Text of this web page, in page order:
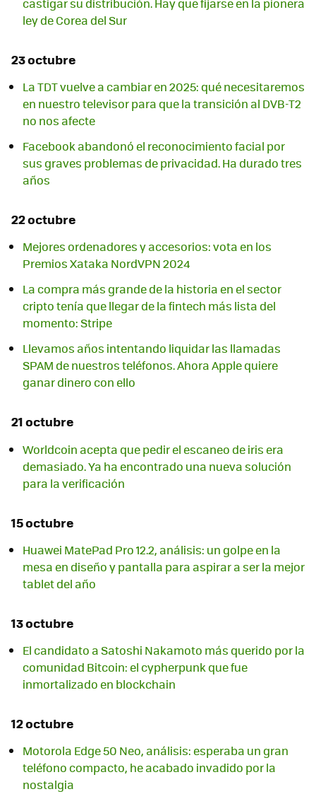
ley de Corea del Sur
23 octubre
La TDT vuelve a cambiar en 2025: qué necesitaremos
en nuestro televisor para que la transición al DVB-T2
no nos afecte
Facebook abandonó el reconocimiento facial por
sus graves problemas de privacidad. Ha durado tres
años
22 octubre
Mejores ordenadores y accesorios: vota en los
Premios Xataka NordVPN 2024
La compra más grande de la historia en el sector
cripto tenía que llegar de la fintech más lista del
momento: Stripe
Llevamos años intentando liquidar las llamadas
SPAM de nuestros teléfonos. Ahora Apple quiere
ganar dinero con ello
21 octubre
Worldcoin acepta que pedir el escaneo de iris era
demasiado. Ya ha encontrado una nueva solución
para la verificación
15 octubre
Huawei MatePad Pro 12.2, análisis: un golpe en la
mesa en diseño y pantalla para aspirar a ser la mejor
tablet del año
13 octubre
El candidato a Satoshi Nakamoto más querido por la
comunidad Bitcoin: el cypherpunk que fue
inmortalizado en blockchain
12 octubre
Motorola Edge 50 Neo, análisis: esperaba un gran
teléfono compacto, he acabado invadido por la
nostalgia